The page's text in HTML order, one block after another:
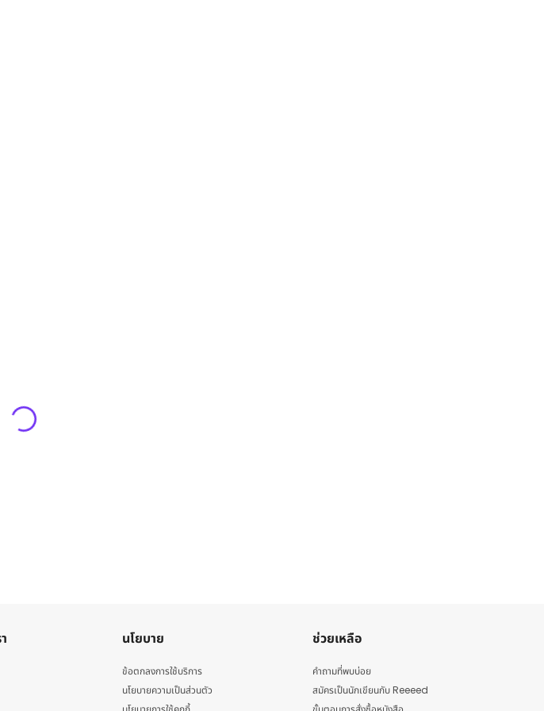
นโยบาย
ข้อตกลงการใช้บริการ
นโยบายความเป็นส่วนตัว
ช่วยเหลือ
คำถามที่พบบ่อย
สมัครเป็นนักเขียนกับ Reeeed